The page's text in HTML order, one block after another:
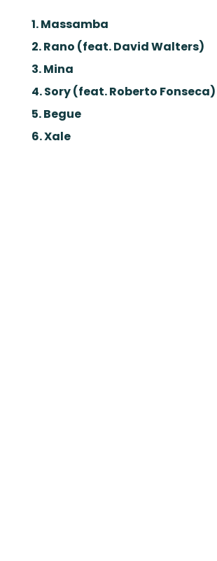
1. Massamba
2. Rano (feat. David Walters)
3. Mina
4. Sory (feat. Roberto Fonseca)
5. Begue
6. Xale